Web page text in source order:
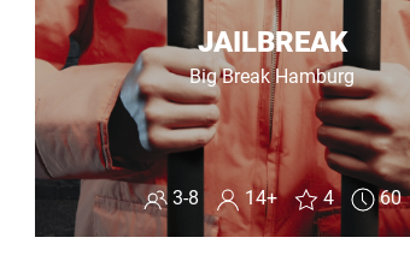
JAILBREAK
Big Break Hamburg
3-8 14+ 4 60